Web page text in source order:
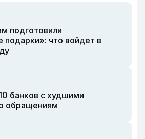
подготовили
подарки»: что войдет в
банков с худшими
обращениям